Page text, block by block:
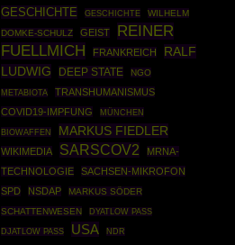
GESCHICHTE
GESCHICHTE
WILHELM
DOMKE-SCHULZ
GEIST
REINER
FUELLMICH
FRANKREICH
RALF
LUDWIG
DEEP STATE NGO
METABIOTA
TRANSHUMANISMUS
COVID19-IMPFUNG
MÜNCHEN
BIOWAFFEN
MARKUS FIEDLER
WIKIMEDIA SARSCOV2
MRNA-
TECHNOLOGIE
SACHSEN-MIKROFON
SPD
NSDAP
MARKUS SÖDER
SCHATTENWESEN
DYATLOW PASS
DJATLOW PASS USA NDR